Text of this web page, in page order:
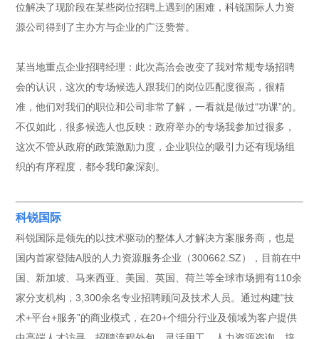
位解决了现阶段在某些岗位招聘上遇到的困难，科锐国际人力资
源公司得到了主办方与企业的广泛赞誉。
某当地重点企业招聘经理：此次高洽会改变了我对常规专场招聘
会的认识，这次的专场候选人跟我们的岗位匹配度很高，很精
准，他们对我们的职位和公司非常了解，一看就是做过“功课”的。
不仅如此，很多候选人也反映：政府举办的专场我参加过很多，
这次不管从政府的政策激励力度，企业职位的吸引力还有现场组
织的有序程度，都令我印象深刻。
科锐国际
科锐国际是领先的以技术驱动的整体人才解决方案服务商，也是
国内首家登陆A股的人力资源服务企业（300662.SZ），目前在中
国、新加坡、马来西亚、美国、英国、荷兰等全球市场拥有110余
家分支机构，3,300余名专业招聘顾问及技术人员。通过构建“技
术+平台+服务”的商业模式，在20+个细分行业及领域为客户提供